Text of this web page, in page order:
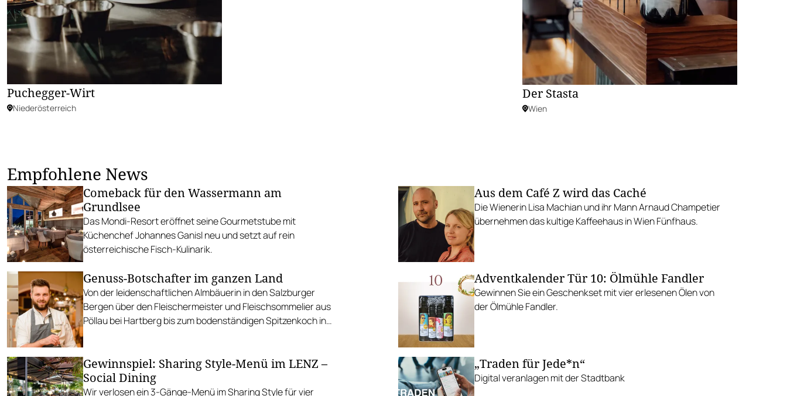
Puchegger-Wirt
Niederösterreich
Der Stasta
Wien
Empfohlene News
Comeback für den Wassermann am
Grundlsee
Das Mondi-Resort eröffnet seine Gourmetstube mit
Küchenchef Johannes Ganisl neu und setzt auf rein
österreichische Fisch-Kulinarik.
Aus dem Café Z wird das Caché
Die Wienerin Lisa Machian und ihr Mann Arnaud Champetier
übernehmen das kultige Kaffeehaus in Wien Fünfhaus.
Genuss-Botschafter im ganzen Land
Von der leidenschaftlichen Almbäuerin in den Salzburger
Bergen über den Fleischermeister und Fleischsommelier aus
Pöllau bei Hartberg bis zum bodenständigen Spitzenkoch in
Adventkalender Tür 10: Ölmühle Fandler
Gewinnen Sie ein Geschenkset mit vier erlesenen Ölen von
der Ölmühle Fandler.
Gewinnspiel: Sharing Style-Menü im LENZ –
Social Dining
Wir verlosen ein 3-Gänge-Menü im Sharing Style für vier
„Traden für Jede*n“
Digital veranlagen mit der Stadtbank